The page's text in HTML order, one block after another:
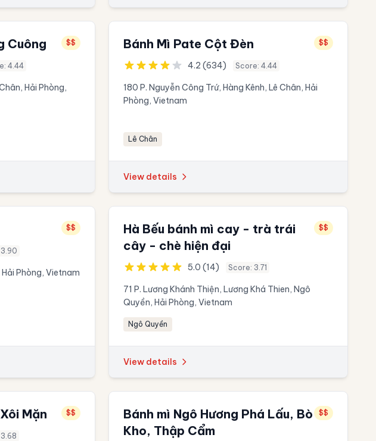
Cuông $$
4.44
Hải Phòng,
Bánh Mì Pate Cột Đèn $$
4.2 (634) Score: 4.44
180 P. Nguyễn Công Trứ, Hàng Kênh, Lê Chân, Hải
Phòng, Vietnam
Lê Chân
View details
$$
Phòng, Vietnam
Hà Bếu bánh mì cay - trà trái
cây - chè hiện đại
$$
5.0 (14) Score: 3.71
71 P. Lương Khánh Thiện, Lương Khá Thien, Ngô
Quyền, Hải Phòng, Vietnam
Ngô Quyền
View details
Mặn $$
Bánh mì Ngô Hương Phá Lấu, Bò
Kho, Thập Cẩm
$$